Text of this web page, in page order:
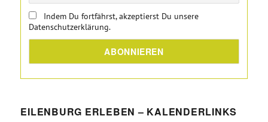
Indem Du fortfährst, akzeptierst Du unsere
Datenschutzerklärung.
EILENBURG ERLEBEN – KALENDERLINKS